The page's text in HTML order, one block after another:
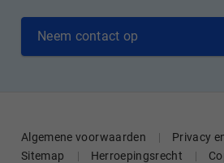
Neem contact op
Algemene voorwaarden
Privacy
Sitemap
Herroepingsrecht